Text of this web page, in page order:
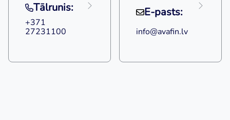
Tālrunis:
+371
27231100
E-pasts:
info@avafin.lv